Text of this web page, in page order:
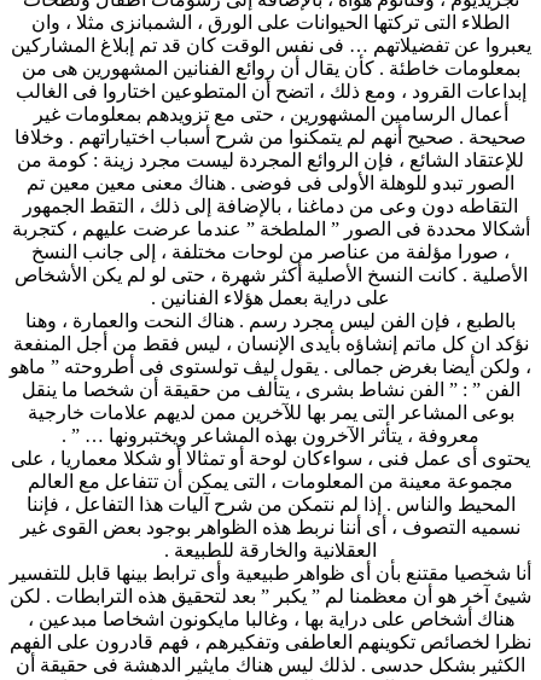
الطلاء التى تركتها الحيوانات على الورق ، الشمبانزى مثلا ، وان
يعبروا عن تفضيلاتهم … فى نفس الوقت كان قد تم إبلاغ المشاركين
بمعلومات خاطئة . كأن يقال أن روائع الفنانين المشهورين هى من
إبداعات القرود ، ومع ذلك ، اتضح أن المتطوعين اختاروا فى الغالب
أعمال الرسامين المشهورين ، حتى مع تزويدهم بمعلومات غير
صحيحة . صحيح أنهم لم يتمكنوا من شرح أسباب اختياراتهم . وخلافا
للإعتقاد الشائع ، فإن الروائع المجردة ليست مجرد زينة : كومة من
الصور تبدو للوهلة الأولى فى فوضى . هناك معنى معين معين تم
التقاطه دون وعى من دماغنا ، بالإضافة إلى ذلك ، التقط الجمهور
أشكالا محددة فى الصور ” الملطخة ” عندما عرضت عليهم ، كتجربة
، صورا مؤلفة من عناصر من لوحات مختلفة ، إلى جانب النسخ
الأصلية . كانت النسخ الأصلية أكثر شهرة ، حتى لو لم يكن الأشخاص
على دراية بعمل هؤلاء الفنانين .
بالطبع ، فإن الفن ليس مجرد رسم . هناك النحت والعمارة ، وهنا
نؤكد ان كل ماتم إنشاؤه بأيدى الإنسان ، ليس فقط من أجل المنفعة
، ولكن أيضا بغرض جمالى . يقول ليڤ تولستوى فى أطروحته ” ماهو
الفن ” : ” الفن نشاط بشرى ، يتألف من حقيقة أن شخصا ما ينقل
بوعى المشاعر التى يمر بها للآخرين ممن لديهم علامات خارجية
معروفة ، يتأثر الآخرون بهذه المشاعر ويختبرونها … ” .
يحتوى أى عمل فنى ، سواءكان لوحة أو تمثالا أو شكلا معماريا ، على
مجموعة معينة من المعلومات ، التى يمكن أن تتفاعل مع العالم
المحيط والناس . إذا لم نتمكن من شرح آليات هذا التفاعل ، فإننا
نسميه التصوف ، أى أننا نربط هذه الظواهر بوجود بعض القوى غير
العقلانية والخارقة للطبيعة .
أنا شخصيا مقتنع بأن أى ظواهر طبيعية وأى ترابط بينها قابل للتفسير
شيئ آخر هو أن معظمنا لم ” يكبر ” بعد لتحقيق هذه الترابطات . لكن
هناك أشخاص على دراية بها ، وغالبا مايكونون اشخاصا مبدعين ،
نظرا لخصائص تكوينهم العاطفى وتفكيرهم ، فهم قادرون على الفهم
الكثير بشكل حدسى . لذلك ليس هناك مايثير الدهشة فى حقيقة أن